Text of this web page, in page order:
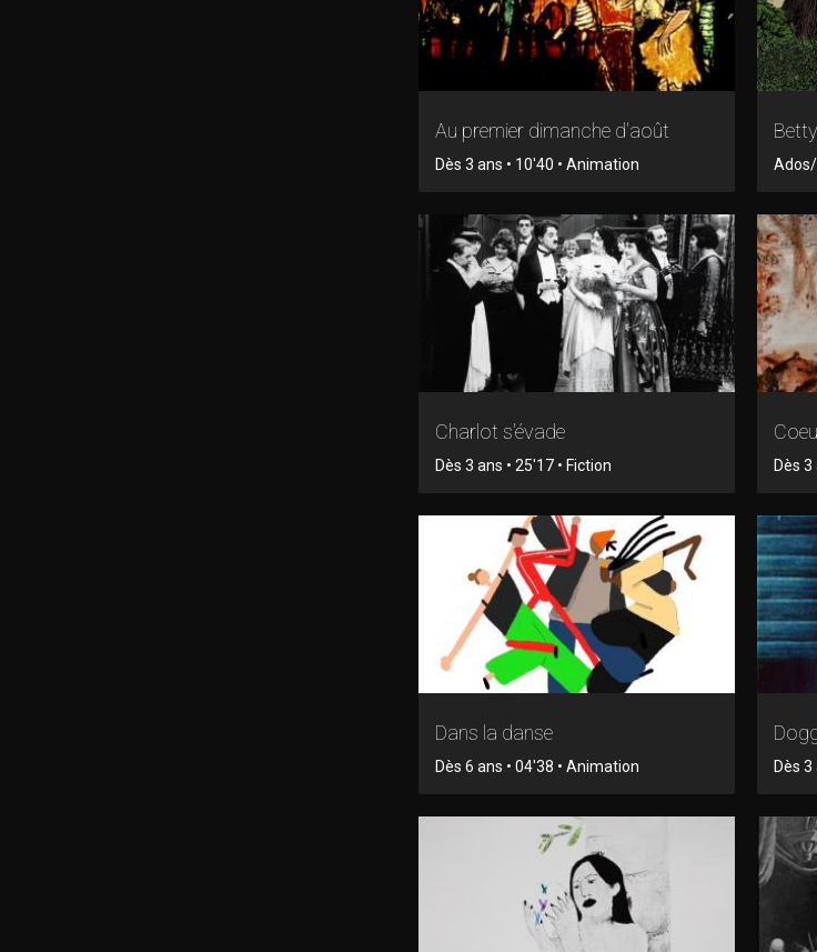
Au premier dimanche d'août
Dès 3 ans • 10'40 • Animation Ados/
Charlot s'évade
Dès 3 ans • 25'17 • Fiction Dès
Dans la danse
Dès 6 ans • 04'38 • Animation Dès